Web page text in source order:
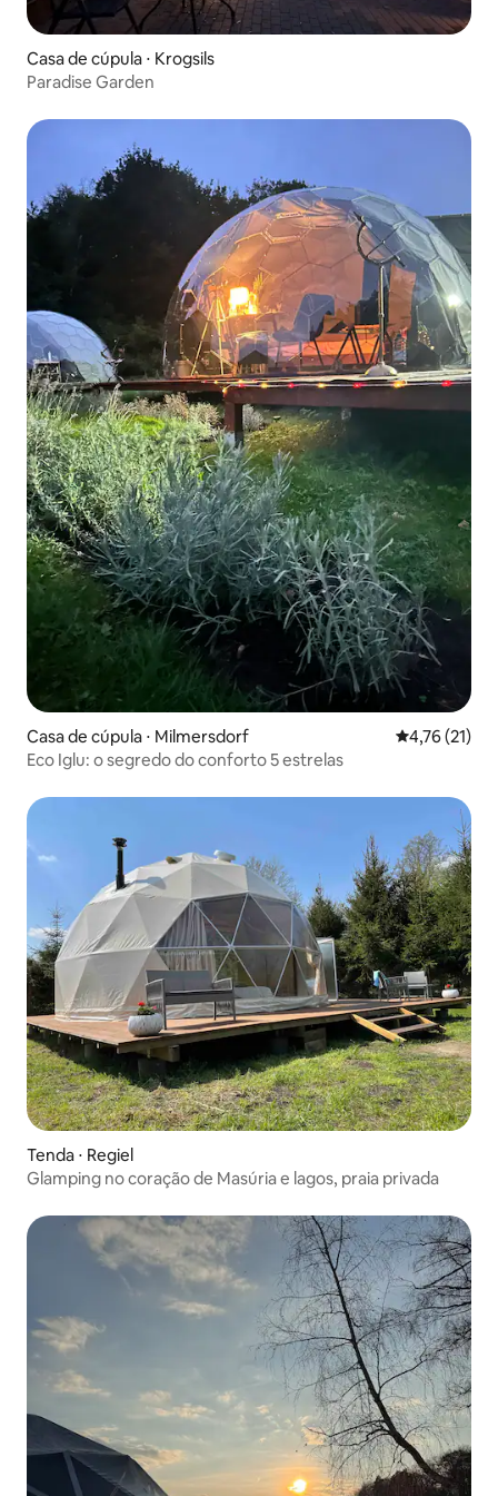
Casa de cúpula ⋅ Krogsils
Paradise Garden
Casa de cúpula ⋅ Milmersdorf 4,76 de uma
4,76 (21)
Eco Iglu: o segredo do conforto 5 estrelas
Tenda ⋅ Regiel
Glamping no coração de Masúria e lagos, praia privada